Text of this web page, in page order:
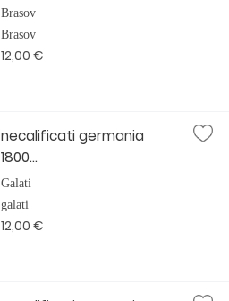
Brasov
Brasov
12,00 €
necalificati germania
1800...
Galati
galati
12,00 €